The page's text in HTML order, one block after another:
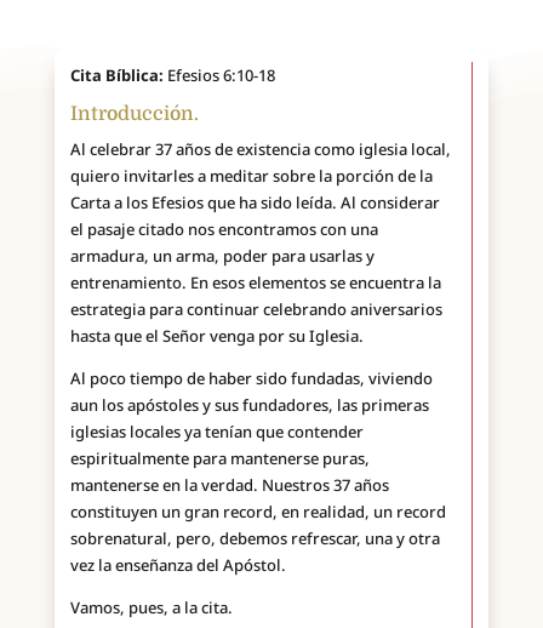
Cita Bíblica: Efesios 6:10-18
Introducción.
Al celebrar 37 años de existencia como iglesia local,
quiero invitarles a meditar sobre la porción de la
Carta a los Efesios que ha sido leída. Al considerar
el pasaje citado nos encontramos con una
armadura, un arma, poder para usarlas y
entrenamiento. En esos elementos se encuentra la
estrategia para continuar celebrando aniversarios
hasta que el Señor venga por su Iglesia.
Al poco tiempo de haber sido fundadas, viviendo
aun los apóstoles y sus fundadores, las primeras
iglesias locales ya tenían que contender
espiritualmente para mantenerse puras,
mantenerse en la verdad. Nuestros 37 años
constituyen un gran record, en realidad, un record
sobrenatural, pero, debemos refrescar, una y otra
vez la enseñanza del Apóstol.
Vamos, pues, a la cita.